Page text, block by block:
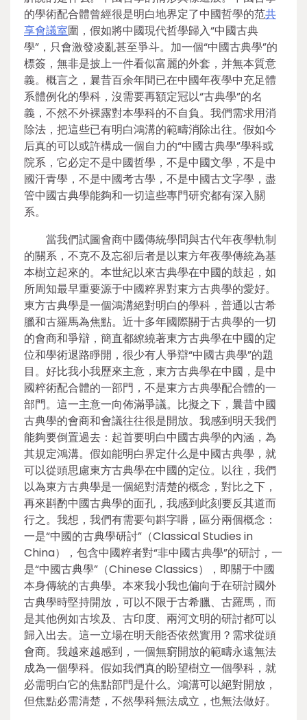
的學術配合體曾經很是明白地界定了中國哲學的范共
享會議室圍，假如將中國現代哲學歸入“中國古典
學”，只會激發凌亂甚至爭斗。加一個“中國古典學”的
標簽，無非是披上一件看似富麗的外套，并無本質意
義。概言之，曩昔百余年間已在中國年夜學中充足體
系體例化的學科，沒需要再額定冠以“古典學”的名
義，不然不外裸露對本學科的不自負。我們需求用消
除法，把這些已有明白鴻溝的範疇消除出往。假如今
后真的可以或許構成一個自力的“中國古典學”學科或
院系，它必定不是中國哲學，不是中國文學，不是中
國汗青學，不是中國考古學，不是中國古文字學，盡
管中國古典學能夠和一切這些專門研究都有深入關
系。
當我們試圖會商中國傳統學問與古代年夜學軌制
的關系，不克不及忘卻后者是以東方年夜學傳統為基
本樹立起來的。本世紀以來古典學在中國的鼓起，如
所周知最早重要源于中國粹界對東方古典學的愛好。
東方古典學是一個鴻溝絕對明白的學科，普通以古希
臘和古羅馬為焦點。近十多年國際關于古典學的一切
的會商和爭辯，簡直都繚繞著東方古典學在中國的定
位和學術退路睜開，很少有人爭辯“中國古典學”的題
目。好比我小我歷來主意，東方古典學在中國，是中
國粹術配合體的一部門，不是東方古典學配合體的一
部門。這一主意一向佈滿爭議。比擬之下，曩昔中國
古典學的會商和會議往往很是開放。我感到明天我們
能夠要倒置過去：起首要明白中國古典學的內涵，為
其規定鴻溝。假如能明白界定什么是中國古典學，就
可以從頭思慮東方古典學在中國的定位。以往，我們
以為東方古典學是一個絕對清楚的概念，對比之下，
再來斟酌中國古典學的面孔，我感到此刻要反其道而
行之。我想，我們有需要句斟字嚼，區分兩個概念：
一是“中國的古典學研討”（Classical Studies in
China），包含中國粹者對“非中國古典學”的研討，一
是“中國古典學”（Chinese Classics），即關于中國
本身傳統的古典學。本來我小我也偏向于在研討國外
古典學時堅持開放，可以不限于古希臘、古羅馬，而
是其他例如古埃及、古印度、兩河文明的研討都可以
歸入出去。這一立場在明天能否依然實用？需求從頭
會商。我越來越感到，一個無窮開放的範疇永遠無法
成為一個學科。假如我們真的盼望樹立一個學科，就
必需明白它的焦點部門是什么。鴻溝可以絕對開放，
但焦點必需清楚，不然學科無法成立，也無法做好。